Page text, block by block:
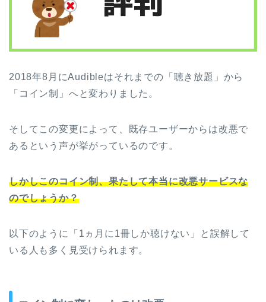
2018年8月にAudibleはそれまでの「聴き放題」から
「コイン制」へと変わりました。
そしてこの変更によって、既存ユーザーからは改悪で
あるという声が挙がっているのです。
しかしこのコイン制、果たして本当に改悪サービスな
のでしょうか？
以下のように「1ヵ月に1冊しか聴けない」と誤解して
いる人も多く見受けられます。